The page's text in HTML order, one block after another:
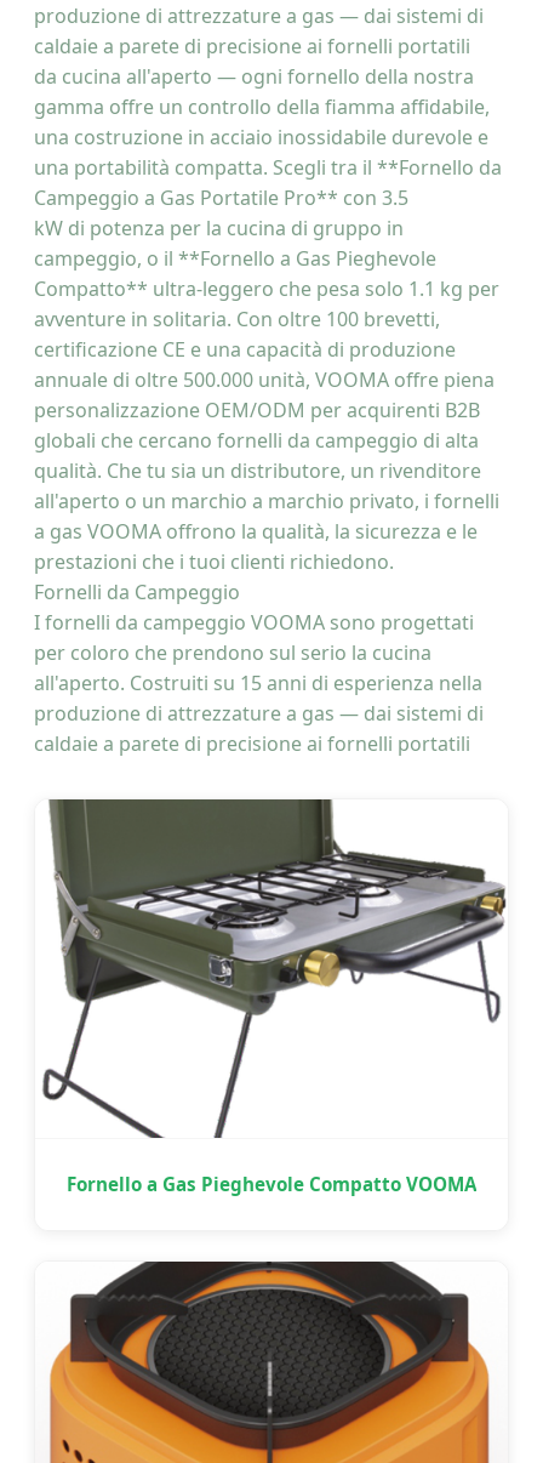
produzione di attrezzature a gas — dai sistemi di
caldaie a parete di precisione ai fornelli portatili
da cucina all'aperto — ogni fornello della nostra
gamma offre un controllo della fiamma affidabile,
una costruzione in acciaio inossidabile durevole e
una portabilità compatta. Scegli tra il **Fornello da
Campeggio a Gas Portatile Pro** con 3.5
kW di potenza per la cucina di gruppo in
campeggio, o il **Fornello a Gas Pieghevole
Compatto** ultra-leggero che pesa solo 1.1 kg per
avventure in solitaria. Con oltre 100 brevetti,
certificazione CE e una capacità di produzione
annuale di oltre 500.000 unità, VOOMA offre piena
personalizzazione OEM/ODM per acquirenti B2B
globali che cercano fornelli da campeggio di alta
qualità. Che tu sia un distributore, un rivenditore
all'aperto o un marchio a marchio privato, i fornelli
a gas VOOMA offrono la qualità, la sicurezza e le
prestazioni che i tuoi clienti richiedono.
Fornelli da Campeggio
I fornelli da campeggio VOOMA sono progettati
per coloro che prendono sul serio la cucina
all'aperto. Costruiti su 15 anni di esperienza nella
produzione di attrezzature a gas — dai sistemi di
caldaie a parete di precisione ai fornelli portatili
Fornello a Gas Pieghevole Compatto VOOMA